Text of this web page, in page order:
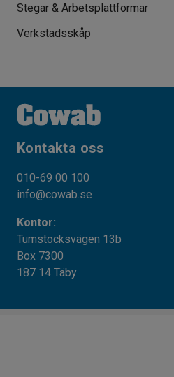
Stegar & Arbetsplattformar
Verkstadsskåp
Kontakta oss
010-69 00 100
info@cowab.se
Kontor:
Tumstocksvägen 13b
Box 7300
187 14 Täby